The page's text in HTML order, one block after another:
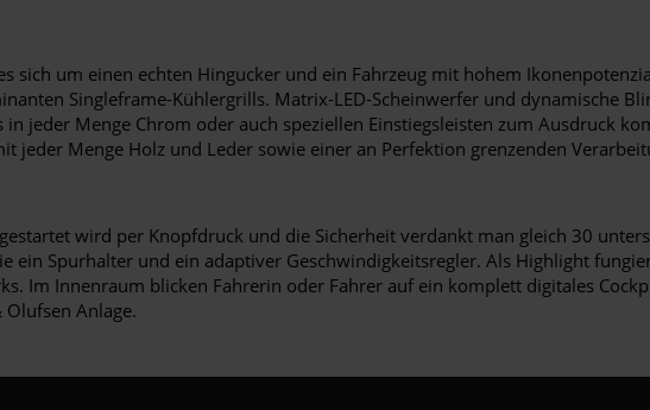
um einen echten Hingucker und ein Fahrzeug mit hohem
Singleframe-Kühlergrills. Matrix-LED-Scheinwerfer und dynamische
jeder Menge Chrom oder auch speziellen Einstiegsleisten zum Ausdruck
Menge Holz und Leder sowie einer an Perfektion grenzenden
wird per Knopfdruck und die Sicherheit verdankt man gleich 30
ein Spurhalter und ein adaptiver Geschwindigkeitsregler. Als Highlight
Im Innenraum blicken Fahrerin oder Fahrer auf ein komplett digitales
Anlage.